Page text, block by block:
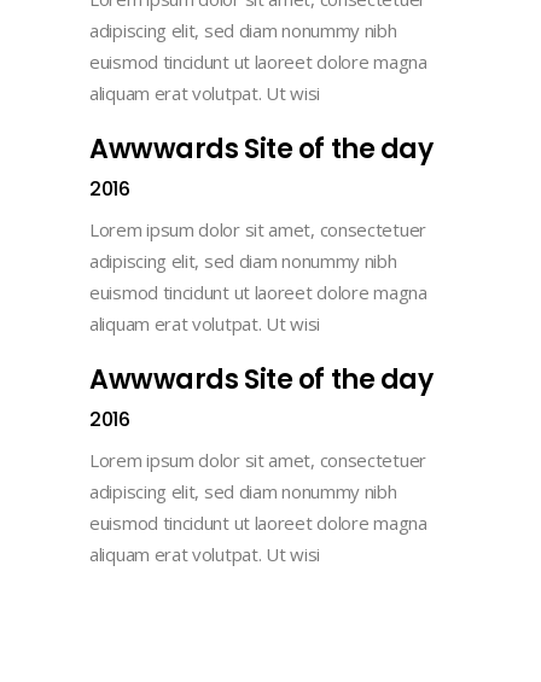
adipiscing elit, sed diam nonummy nibh
euismod tincidunt ut laoreet dolore magna
aliquam erat volutpat. Ut wisi
Awwwards Site of the day
2016
Lorem ipsum dolor sit amet, consectetuer
adipiscing elit, sed diam nonummy nibh
euismod tincidunt ut laoreet dolore magna
aliquam erat volutpat. Ut wisi
Awwwards Site of the day
2016
Lorem ipsum dolor sit amet, consectetuer
adipiscing elit, sed diam nonummy nibh
euismod tincidunt ut laoreet dolore magna
aliquam erat volutpat. Ut wisi